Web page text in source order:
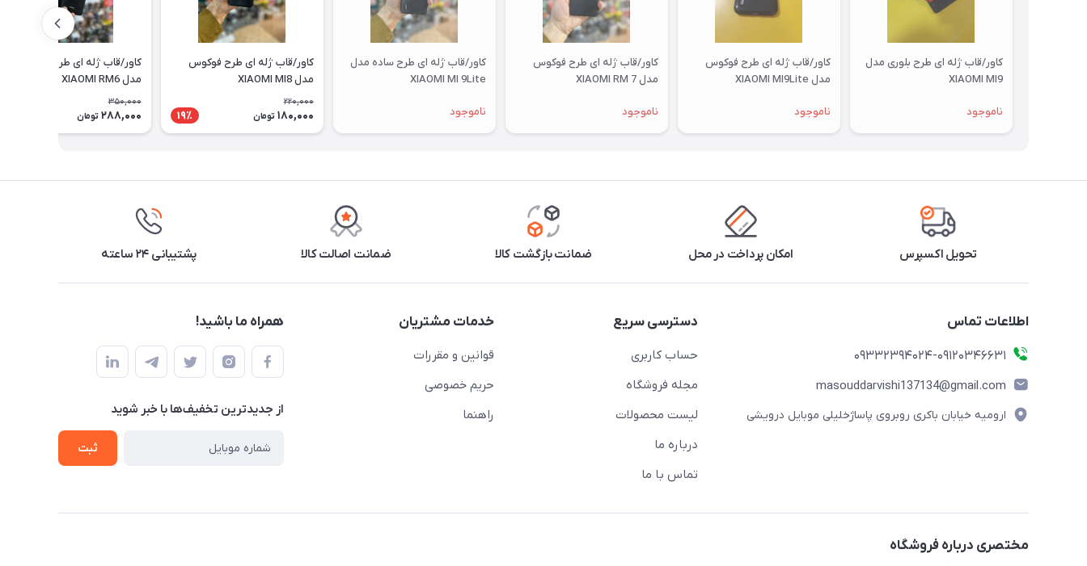
کاور/قاب ژله ای طرح بلوری مدل
XIAOMI MI9
ناموجود
کاور/قاب ژله ای طرح فوکوس
مدل XIAOMI MI9Lite
ناموجود
کاور/قاب ژله ای طرح فوکوس
مدل XIAOMI RM 7
ناموجود
کاور/قاب ژله ای طرح ساده مدل
XIAOMI MI 9Lite
ناموجود
کاور/قاب ژله ای طرح فوکوس
مدل XIAOMI MI8
220,000
180,000 تومان 19٪
کاور/قاب ژله ای طرح فوکوس
مدل XIAOMI RM6
350,000
288,000 تومان
تحویل اکسپرس امکان پرداخت در محل ضمانت بازگشت کالا ضمانت اصالت کالا پشتیبانی ۲۴ ساعته
اطلاعات تماس
09332394024-09120346631
masouddarvishi137134@gmail.com
ارومیه خیابان باکری روبروی پاساژخلیلی موبایل درویشی
دسترسی سریع
حساب کاربری
مجله فروشگاه
لیست محصولات
درباره ما
تماس با ما
خدمات مشتریان
قوانین و مقررات
حریم خصوصی
راهنما
همراه ما باشید!
از جدید‌ترین تخفیف‌ها با‌ خبر شوید
ثبت
مختصری درباره فروشگاه